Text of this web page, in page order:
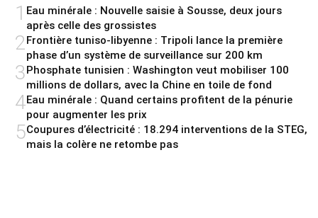
1 Eau minérale : Nouvelle saisie à Sousse, deux jours
après celle des grossistes
2 Frontière tuniso-libyenne : Tripoli lance la première
phase d’un système de surveillance sur 200 km
3Phosphate tunisien : Washington veut mobiliser 100
millions de dollars, avec la Chine en toile de fond
4Eau minérale : Quand certains profitent de la pénurie
pour augmenter les prix
5Coupures d’électricité : 18.294 interventions de la STEG,
mais la colère ne retombe pas